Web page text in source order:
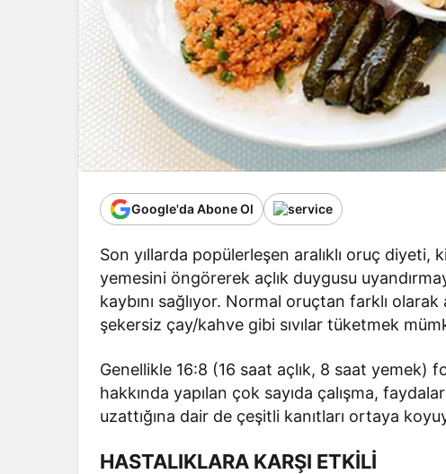
Google'da Abone Ol
Son yıllarda popülerleşen aralıklı oruç diyeti,
yemesini öngörerek açlık duygusu
kaybını sağlıyor. Normal oruçtan farklı
şekersiz çay/kahve gibi sıvılar tüketmek
Genellikle 16:8 (16 saat açlık, 8 saat yemek)
hakkında yapılan çok sayıda çalışma,
uzattığına dair de çeşitli kanıtları ortaya
HASTALIKLARA KARŞI ETKİLİ